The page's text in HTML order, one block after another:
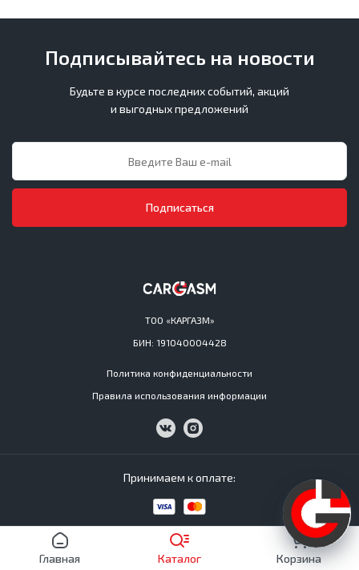
Главная Каталог Корзина
ТОО «КАРГАЗМ»
БИН: 191040004428
Политика конфиденциальности
Правила использования информации
Подписывайтесь на новости
Будьте в курсе последних событий, акций
и выгодных предложений
Подписаться
Cargasm © All Rights Reserved 2016−2026
Принимаем к оплате: